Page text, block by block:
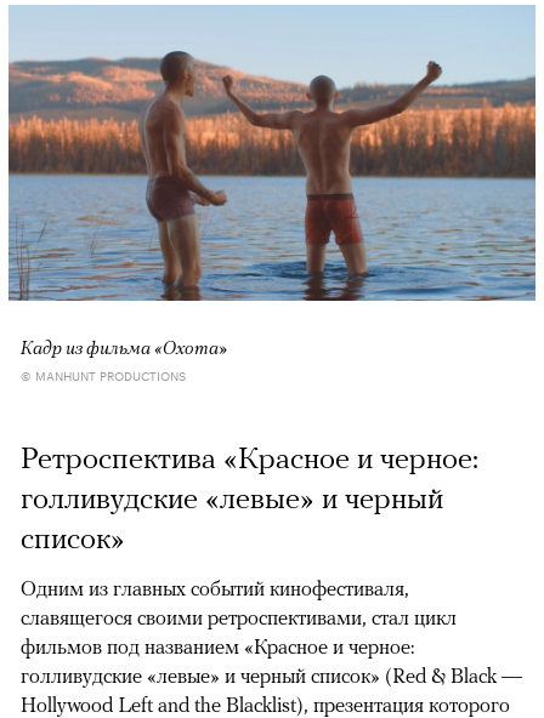
Кадр из фильма «Охота»
© MANHUNT PRODUCTIONS
Ретроспектива «Красное и черное:
голливудские «левые» и черный
список»
Одним из главных событий кинофестиваля,
славящегося своими ретроспективами, стал цикл
фильмов под названием «Красное и черное:
голливудские «левые» и черный список» (Red & Black —
Hollywood Left and the Blacklist), презентация которого